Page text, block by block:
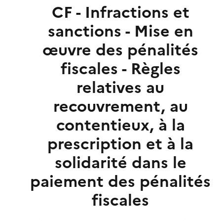
CF - Infractions et
sanctions - Mise en
œuvre des pénalités
fiscales - Règles
relatives au
recouvrement, au
contentieux, à la
prescription et à la
solidarité dans le
paiement des pénalités
fiscales